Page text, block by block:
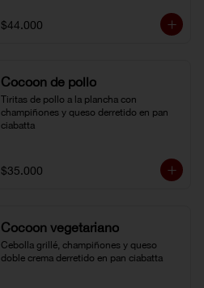
$44.000
Cocoon de pollo
Tiritas de pollo a la plancha con
champiñones y queso derretido en pan
ciabatta
$35.000
Cocoon vegetariano
Cebolla grillé, champiñones y queso
doble crema derretido en pan ciabatta